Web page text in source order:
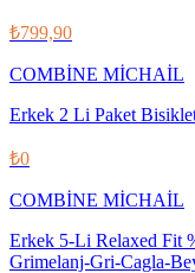
₺799,90
COMBİNE MİCHAİL
Erkek 2 Li Paket
₺0
COMBİNE MİCHAİL
Erkek 5-Li Relaxed Fit
Grimelanj-Gri-Cagla-